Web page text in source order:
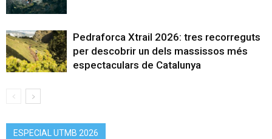
Pedraforca Xtrail 2026: tres recorreguts
per descobrir un dels massissos més
espectaculars de Catalunya
ESPECIAL UTMB 2026